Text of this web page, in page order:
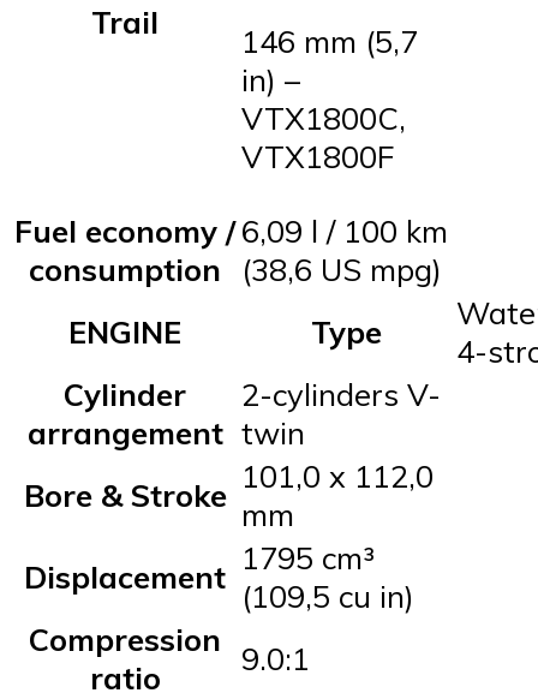
Trail
146 mm (5,7
in) –
VTX1800C,
VTX1800F
Fuel economy /
consumption
6,09 l / 100 km
(38,6 US mpg)
ENGINE
Type
4-
Cylinder
arrangement
2-cylinders V-
twin
Bore & Stroke 101,0 x 112,0
mm
Displacement 1795 cm³
(109,5 cu in)
Compression
ratio
9.0:1